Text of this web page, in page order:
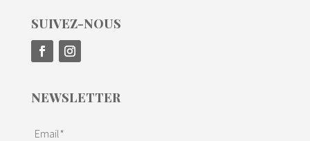
SUIVEZ-NOUS
NEWSLETTER
Email*